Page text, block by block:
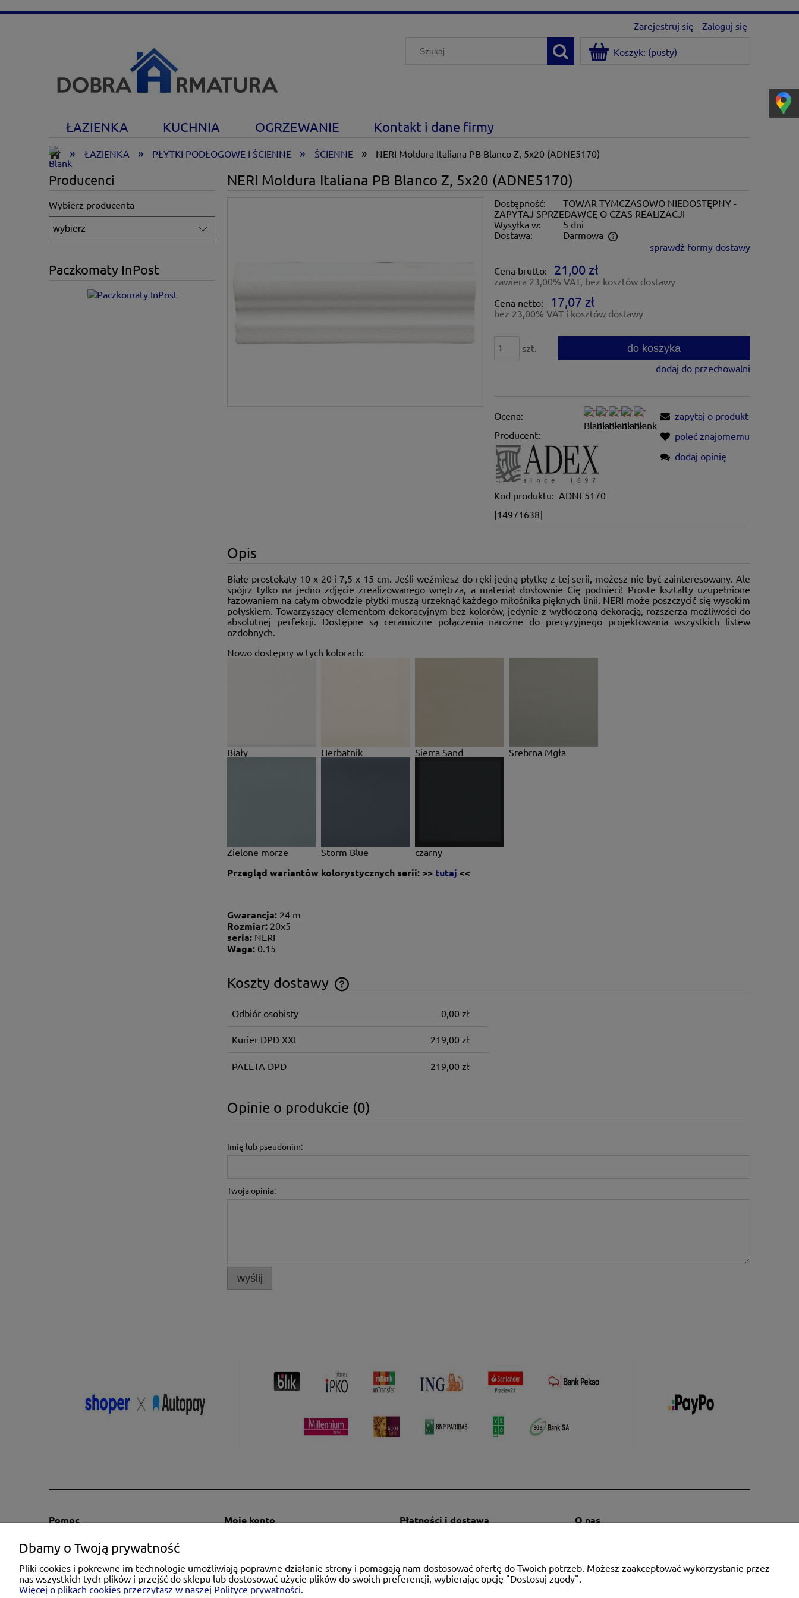
Zarejestruj się Zaloguj się
Koszyk: (pusty)
ŁAZIENKA KUCHNIA OGRZEWANIE Kontakt i dane firmy
» ŁAZIENKA » PŁYTKI PODŁOGOWE I ŚCIENNE » ŚCIENNE » NERI Moldura Italiana PB Blanco Z, 5x20 (ADNE5170)
Producenci
Wybierz producenta
Paczkomaty InPost
NERI Moldura Italiana PB Blanco Z, 5x20 (ADNE5170)
Dostępność:
TOWAR TYMCZASOWO NIEDOSTĘPNY -
ZAPYTAJ SPRZEDAWCĘ O CZAS REALIZACJI
Wysyłka w:
5 dni
Dostawa:
Darmowa
sprawdź formy dostawy
Cena brutto:
21,00 zł
zawiera 23,00% VAT, bez kosztów dostawy
Cena netto:
17,07 zł
bez 23,00% VAT i kosztów dostawy
szt. do koszyka
dodaj do przechowalni
Ocena:
Producent:
Kod produktu: ADNE5170
[14971638]
zapytaj o produkt
poleć znajomemu
dodaj opinię
Opis
Białe prostokąty 10 x 20 i 7,5 x 15 cm. Jeśli weźmiesz do ręki jedną płytkę z tej serii, możesz nie być zainteresowany. Ale
spójrz tylko na jedno zdjęcie zrealizowanego wnętrza, a materiał dosłownie Cię podnieci! Proste kształty uzupełnione
fazowaniem na całym obwodzie płytki muszą urzeknąć każdego miłośnika pięknych linii. NERI może poszczycić się wysokim
połyskiem. Towarzyszący elementom dekoracyjnym bez kolorów, jedynie z wytłoczoną dekoracją, rozszerza możliwości do
absolutnej perfekcji. Dostępne są ceramiczne połączenia narożne do precyzyjnego projektowania wszystkich listew
ozdobnych.
Nowo dostępny w tych kolorach:
Biały Herbatnik Sierra Sand Srebrna Mgła
Zielone morze Storm Blue czarny
Przegląd wariantów kolorystycznych serii: >> tutaj <<
Gwarancja: 24 m
Rozmiar: 20x5
seria: NERI
Waga: 0.15
Koszty dostawy
Cena nie zawiera ewentualnych kosztów
Odbiór osobisty 0,00 zł
Kurier DPD XXL 219,00 zł
PALETA DPD 219,00 zł
Opinie o produkcie (0)
Imię lub pseudonim:
Twoja opinia:
wyślij
Pomoc
Regulaminy
Kontakt
Polityka prywatności
Zwroty i reklamacje
Moje konto
Przechowalnia
Płatności i dostawa
Czas realizacji zamówienia
O nas
O firmie
Dbamy o Twoją prywatność
Pliki cookies i pokrewne im technologie umożliwiają poprawne działanie strony i pomagają nam dostosować ofertę do Twoich potrzeb. Możesz zaakceptować wykorzystanie przez
nas wszystkich tych plików i przejść do sklepu lub dostosować użycie plików do swoich preferencji, wybierając opcję "Dostosuj zgody".
Więcej o plikach cookies przeczytasz w naszej Polityce prywatności.